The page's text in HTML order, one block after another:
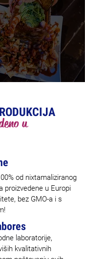
u
od nixtamaliziranog
proizvedene u Europi
bez GMO-a i s
laboratorije,
kvalitativnih